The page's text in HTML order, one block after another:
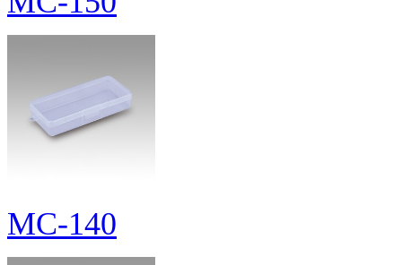
MC-140